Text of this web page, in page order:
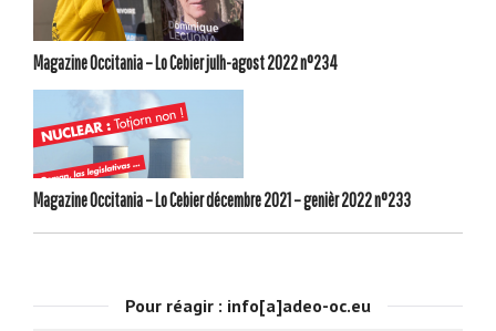
Magazine Occitania – Lo Cebier julh-agost 2022 n°234
Magazine Occitania – Lo Cebier décembre 2021 – genièr 2022 n°233
Pour réagir : info[a]adeo-oc.eu